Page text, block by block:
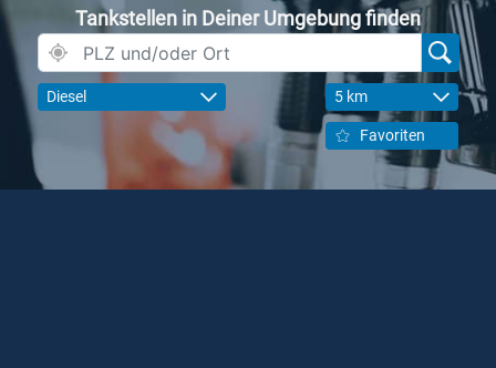
Tankstellen in Deiner Umgebung finden
Diesel 5 km
Favoriten